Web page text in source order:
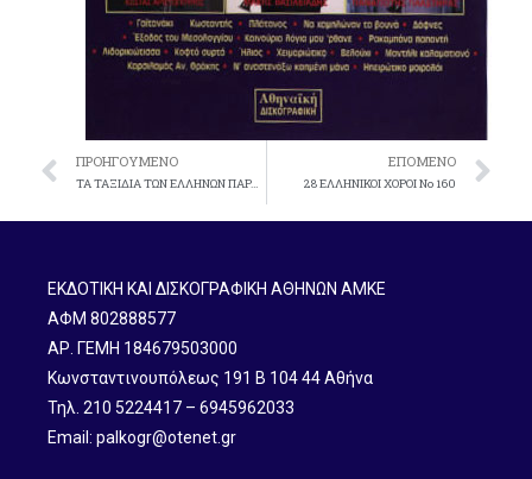
ΠΡΟΗΓΟΎΜΕΝΟ
TA TAΞIΔIA TΩN EΛΛHNΩN ΠAPAΔOΣIAKOI ΣKOΠOI ME OΛA TA OPΓANA No 140
ΕΠΌΜΕΝΟ
28 EΛΛHNIKOI XOPOI No 160
ΕΚΔΟΤΙΚΗ ΚΑΙ ΔΙΣΚΟΓΡΑΦΙΚΗ ΑΘΗΝΩΝ ΑΜΚΕ
ΑΦΜ 802888577
ΑΡ. ΓΕΜΗ 184679503000
Κωνσταντινουπόλεως 191 B 104 44 Αθήνα
Τηλ. 210 5224417 – 6945962033
Email: palkogr@otenet.gr